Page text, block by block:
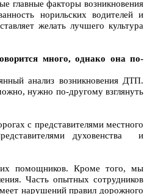
главные факторы возникновения
норильских водителей и
желать лучшего культура
много, однако она по-
анализ возникновения ДТП.
нужно по-другому взглянуть
с представителями местного
духовенства и
помощников. Кроме того, мы
Часть опытных сотрудников
нарушений правил дорожного